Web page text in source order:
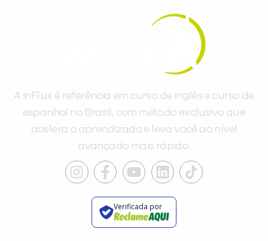
A inFlux é referência em curso de inglês e curso de
espanhol no Brasil, com método exclusivo que
acelera o aprendizado e leva você ao nível
avançado mais rápido.
Verificada por